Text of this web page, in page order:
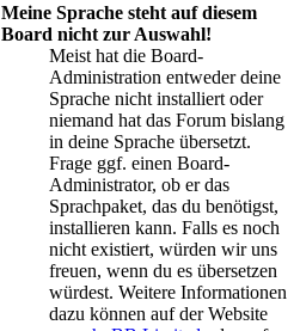
Meine Sprache steht auf diesem
Board nicht zur Auswahl!
Meist hat die Board-
Administration entweder deine
Sprache nicht installiert oder
niemand hat das Forum bislang
in deine Sprache übersetzt.
Frage ggf. einen Board-
Administrator, ob er das
Sprachpaket, das du benötigst,
installieren kann. Falls es noch
nicht existiert, würden wir uns
freuen, wenn du es übersetzen
würdest. Weitere Informationen
dazu können auf der Website